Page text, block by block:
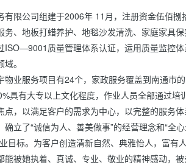
有限公司组建于2006年 11月，注册资金伍佰
务、地板打蜡养护、地毯沙发清洗、家庭家具
ISO—9001质量管理体系认证，运用质量监控
。
物业服务项目有24个，家政服务覆盖到南通市
具有大专以上文化程度，作业人员全部通过
点，以满足客户的需求为中心，以完整的服务
确立了“诚信为人、善美做事”的经营理念和“全
目标。为客户创造清新自然、典雅怡人，富
能被她执着、真诚、专业、敬业的精神感动，